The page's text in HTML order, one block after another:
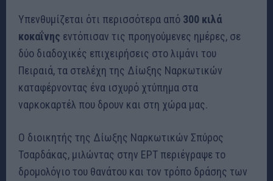
Υπενθυμίζεται ότι περισσότερα από 300 κιλά
κοκαΐνης εντόπισαν τις προηγούμενες ημέρες, σε
δύο διαδοχικές επιχειρήσεις στο λιμάνι του
Πειραιά, τα στελέχη της Δίωξης Ναρκωτικών
καταφέρνοντας ένα ισχυρό χτύπημα στα
ναρκοκαρτέλ που δρουν και στη χώρα μας.
Ο διοικητής της Δίωξης Ναρκωτικών Σπύρος
Τσαρδάκας, μιλώντας στην ΕΡΤ περιέγραψε το
δρομολόγιο του θανάτου και τον τρόπο δράσης των